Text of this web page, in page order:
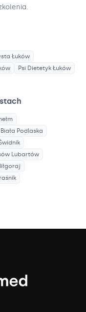
Łuków
Psi Dietetyk Łuków
Biała Podlaska
Lubartów